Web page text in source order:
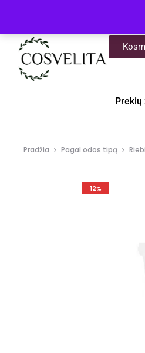
Prekių
Pradžia Pagal odos tipą
12%